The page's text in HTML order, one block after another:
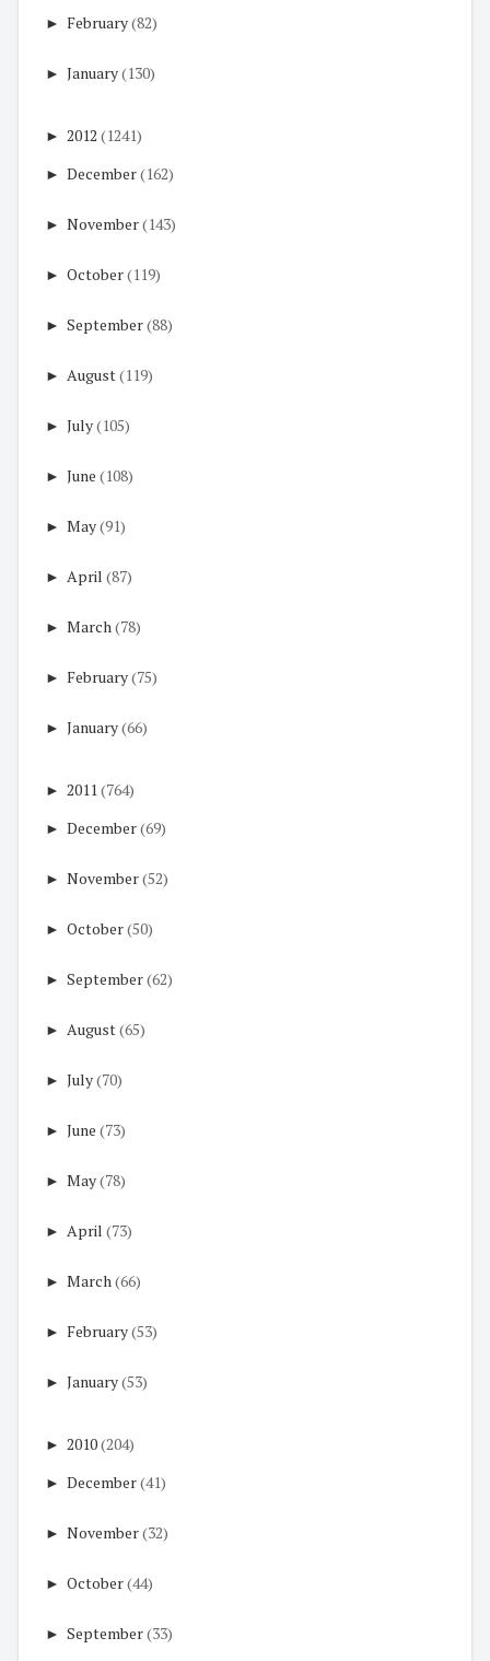
► February(82)
► January(130)
► 2012 (1241)
► December(162)
► November(143)
► October(119)
► September(88)
► August(119)
► July(105)
► June (108)
► May(91)
► April (87)
► March(78)
► February(75)
► January(66)
► 2011 (764)
► December(69)
► November(52)
► October(50)
► September(62)
► August(65)
► July(70)
► June (73)
► May(78)
► April (73)
► March(66)
► February(53)
► January(53)
► 2010(204)
► December(41)
► November(32)
► October(44)
► September(33)